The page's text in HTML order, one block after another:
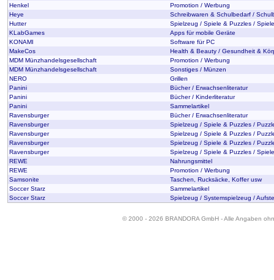
Henkel
Promotion / Werbung
Heye
Schreibwaren & Schulbedarf /
Hutter
Spielzeug / Spiele & Puzzles /
KLabGames
Apps für mobile Geräte
KONAMI
Software für PC
MakeCos
Health & Beauty / Gesundheit &
MDM Münzhandelsgesellschaft
Promotion / Werbung
MDM Münzhandelsgesellschaft
Sonstiges / Münzen
NERO
Grillen
Panini
Bücher / Erwachsenliteratur
Panini
Bücher / Kinderliteratur
Panini
Sammelartikel
Ravensburger
Bücher / Erwachsenliteratur
Ravensburger
Spielzeug / Spiele & Puzzles /
Ravensburger
Spielzeug / Spiele & Puzzles /
Ravensburger
Spielzeug / Spiele & Puzzles /
Ravensburger
Spielzeug / Spiele & Puzzles /
REWE
Nahrungsmittel
REWE
Promotion / Werbung
Samsonite
Taschen, Rucksäcke, Koffer usw
Soccer Starz
Sammelartikel
Soccer Starz
Spielzeug / Systemspielzeug /
© 2000 - 2026 BRANDORA GmbH - Alle Angaben